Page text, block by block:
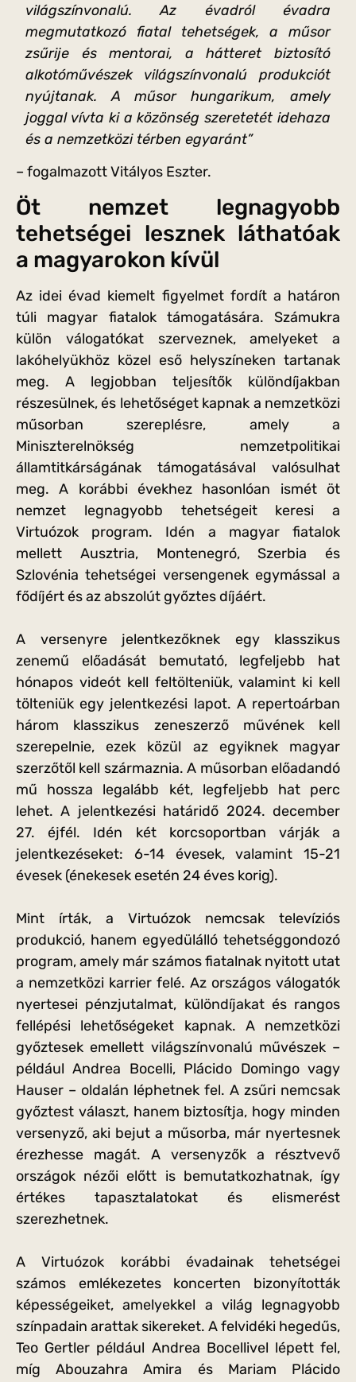
világszínvonalú. Az évadról évadra
megmutatkozó fiatal tehetségek, a műsor
zsűrije és mentorai, a hátteret biztosító
alkotóművészek világszínvonalú produkciót
nyújtanak. A műsor hungarikum, amely
joggal vívta ki a közönség szeretetét idehaza
és a nemzetközi térben egyaránt”
– fogalmazott Vitályos Eszter.
Öt nemzet legnagyobb
tehetségei lesznek láthatóak
a magyarokon kívül
Az idei évad kiemelt figyelmet fordít a határon
túli magyar fiatalok támogatására. Számukra
külön válogatókat szerveznek, amelyeket a
lakóhelyükhöz közel eső helyszíneken tartanak
meg. A legjobban teljesítők különdíjakban
részesülnek, és lehetőséget kapnak a nemzetközi
műsorban szereplésre, amely a
Miniszterelnökség nemzetpolitikai
államtitkárságának támogatásával valósulhat
meg. A korábbi évekhez hasonlóan ismét öt
nemzet legnagyobb tehetségeit keresi a
Virtuózok program. Idén a magyar fiatalok
mellett Ausztria, Montenegró, Szerbia és
Szlovénia tehetségei versengenek egymással a
fődíjért és az abszolút győztes díjáért.
A versenyre jelentkezőknek egy klasszikus
zenemű előadását bemutató, legfeljebb hat
hónapos videót kell feltölteniük, valamint ki kell
tölteniük egy jelentkezési lapot. A repertoárban
három klasszikus zeneszerző művének kell
szerepelnie, ezek közül az egyiknek magyar
szerzőtől kell származnia. A műsorban előadandó
mű hossza legalább két, legfeljebb hat perc
lehet. A jelentkezési határidő 2024. december
27. éjfél. Idén két korcsoportban várják a
jelentkezéseket: 6-14 évesek, valamint 15-21
évesek (énekesek esetén 24 éves korig).
Mint írták, a Virtuózok nemcsak televíziós
produkció, hanem egyedülálló tehetséggondozó
program, amely már számos fiatalnak nyitott utat
a nemzetközi karrier felé. Az országos válogatók
nyertesei pénzjutalmat, különdíjakat és rangos
fellépési lehetőségeket kapnak. A nemzetközi
győztesek emellett világszínvonalú művészek –
például Andrea Bocelli, Plácido Domingo vagy
Hauser – oldalán léphetnek fel. A zsűri nemcsak
győztest választ, hanem biztosítja, hogy minden
versenyző, aki bejut a műsorba, már nyertesnek
érezhesse magát. A versenyzők a résztvevő
országok nézői előtt is bemutatkozhatnak, így
értékes tapasztalatokat és elismerést
szerezhetnek.
A Virtuózok korábbi évadainak tehetségei
számos emlékezetes koncerten bizonyították
képességeiket, amelyekkel a világ legnagyobb
színpadain arattak sikereket. A felvidéki hegedűs,
Teo Gertler például Andrea Bocellivel lépett fel,
míg Abouzahra Amira és Mariam Plácido